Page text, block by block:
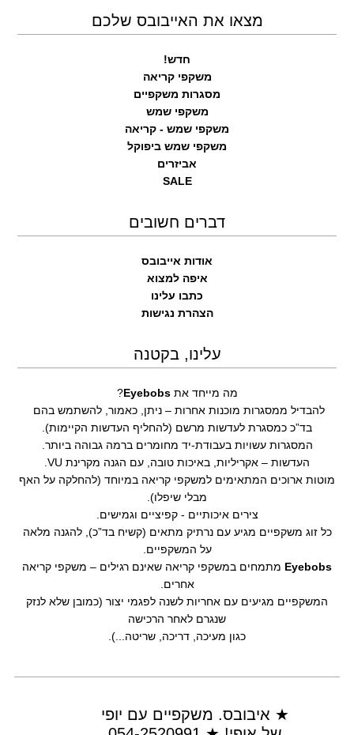
מצאו את האייבובס שלכם
חדש!
משקפי קריאה
מסגרות משקפיים
משקפי שמש
משקפי שמש - קריאה
משקפי שמש ביפוקל
אביזרים
SALE
דברים חשובים
אודות אייבובס
איפה למצוא
כתבו עלינו
הצהרת נגישות
עלינו, בקטנה
מה מייחד אתEyebobs
?
להבדיל ממסגרות מוכנות אחרות – ניתן, כאמור, להשתמש בהם
בד”כ כמסגרת לעדשות מרשם (להחליף העדשות הקיימות).
המסגרות עשויות בעבודת-יד מחומרים ברמה גבוהה ביותר.
העדשות – אקריליות, באיכות טובה, עם הגנה מקרינת VU.
מוטות ארוכים המתאימים למשקפי קריאה במיוחד (להחלקה על האף
מבלי שיפלו).
צירים איכותיים - קפיציים וגמישים.
כל זוג משקפיים מגיע עם נרתיק מתאים (קשיח בד”כ), להגנה מלאה
על המשקפיים.
Eyebobs מתמחים במשקפי קריאה שאינם רגילים – משקפי קריאה
אחרים.
המשקפיים מגיעים עם אחריות לשנה לפגמי יצור (כמובן שלא לנזק
שנגרם לאחר הרכישה
כגון מעיכה, דריכה, שריטה...).
★ איבובס. משקפיים עם יופי